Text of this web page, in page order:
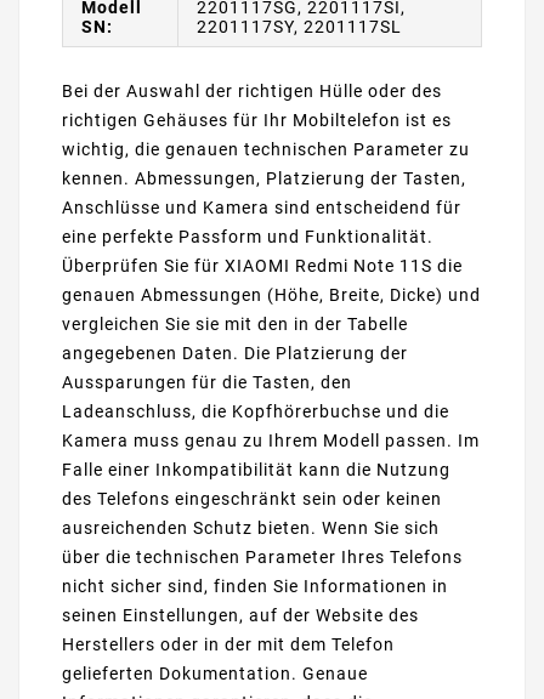
Modell
SN:
2201117SG, 2201117SI,
2201117SY, 2201117SL
Bei der Auswahl der richtigen Hülle oder des
richtigen Gehäuses für Ihr Mobiltelefon ist es
wichtig, die genauen technischen Parameter zu
kennen. Abmessungen, Platzierung der Tasten,
Anschlüsse und Kamera sind entscheidend für
eine perfekte Passform und Funktionalität.
Überprüfen Sie für XIAOMI Redmi Note 11S die
genauen Abmessungen (Höhe, Breite, Dicke) und
vergleichen Sie sie mit den in der Tabelle
angegebenen Daten. Die Platzierung der
Aussparungen für die Tasten, den
Ladeanschluss, die Kopfhörerbuchse und die
Kamera muss genau zu Ihrem Modell passen. Im
Falle einer Inkompatibilität kann die Nutzung
des Telefons eingeschränkt sein oder keinen
ausreichenden Schutz bieten. Wenn Sie sich
über die technischen Parameter Ihres Telefons
nicht sicher sind, finden Sie Informationen in
seinen Einstellungen, auf der Website des
Herstellers oder in der mit dem Telefon
gelieferten Dokumentation. Genaue